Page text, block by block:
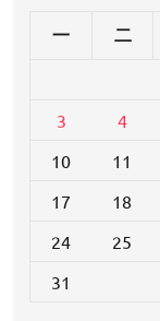
一 二
3
4
10
11
17
18
24
25
31